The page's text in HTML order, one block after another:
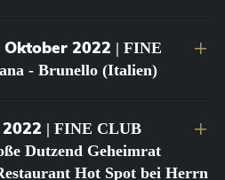
2022 | FINE
- Brunello (Italien)
| FINE CLUB
Dutzend Geheimrat
Hot Spot bei Herrn